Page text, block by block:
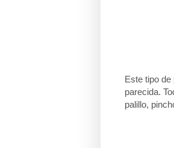
Este tipo
parecida.
palillo,